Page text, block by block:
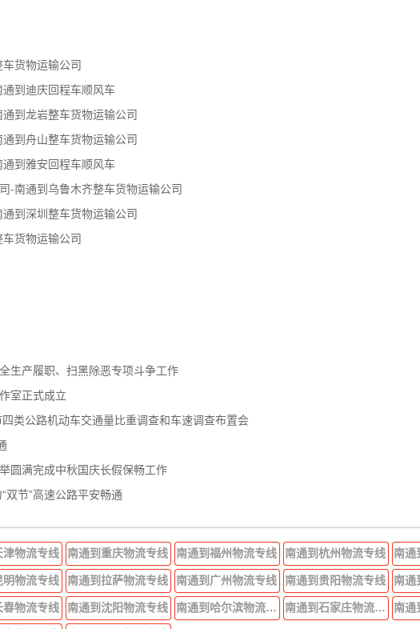
货物运输公司
到迪庆回程车顺风车
到龙岩整车货物运输公司
到舟山整车货物运输公司
到雅安回程车顺风车
-南通到乌鲁木齐整车货物运输公司
到深圳整车货物运输公司
货物运输公司
生产履职、扫黑除恶专项斗争工作
室正式成立
类公路机动车交通量比重调查和车速调查布置会
圆满完成中秋国庆长假保畅工作
双节”高速公路平安畅通
津物流专线 南通到重庆物流专线 南通到福州物流专线 南通到杭州物流专线 南通
明物流专线 南通到拉萨物流专线 南通到广州物流专线 南通到贵阳物流专线 南通
春物流专线 南通到沈阳物流专线 南通到哈尔滨物流专线 南通到石家庄物流专线 南通